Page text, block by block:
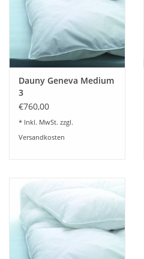
Dauny Geneva Medium
3
€760,00
* Inkl. MwSt. zzgl.
Versandkosten